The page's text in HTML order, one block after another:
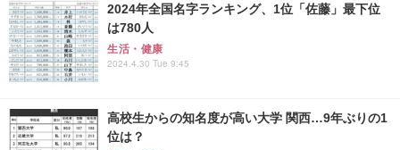
2024年全国名字ランキング、1位「佐藤」最下位
は780人
生活・健康
2024.4.30 Tue 9:45
高校生からの知名度が高い大学 関西…9年ぶりの1
位は？